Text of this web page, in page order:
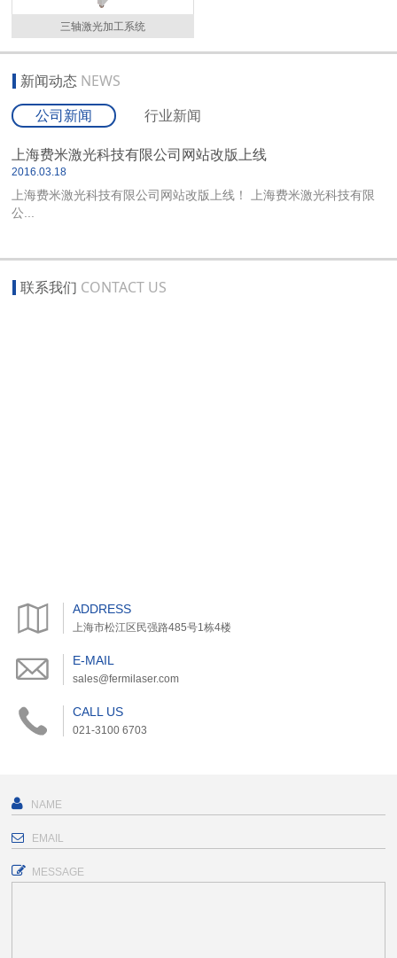
三轴激光加工系统
新闻动态 NEWS
公司新闻
行业新闻
上海费米激光科技有限公司网站改版上线
2016.03.18
上海费米激光科技有限公司网站改版上线！ 上海费米激光科技有限
公...
联系我们 CONTACT US
ADDRESS
上海市松江区民强路485号1栋4楼
E-MAIL
sales@fermilaser.com
CALL US
021-3100 6703
MESSAGE